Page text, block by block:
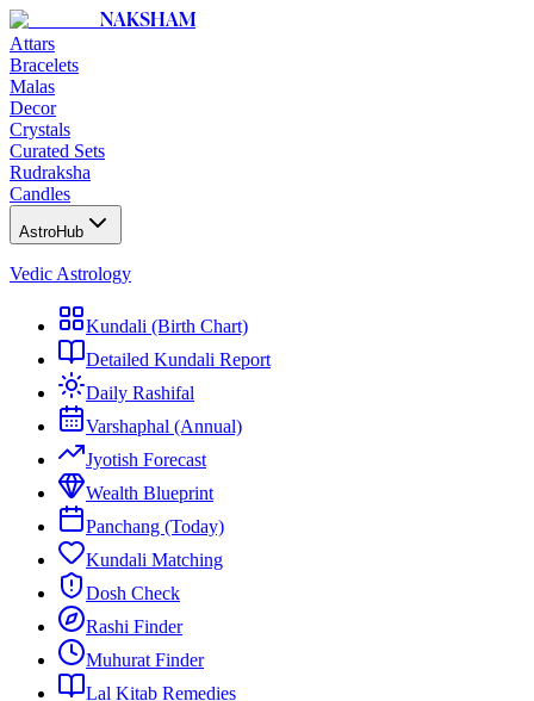
NAKSHAM
Attars
Bracelets
Malas
Decor
Crystals
Curated Sets
Rudraksha
Candles
AstroHub
Vedic Astrology
Kundali (Birth Chart)
Detailed Kundali Report
Daily Rashifal
Varshaphal (Annual)
Jyotish Forecast
Wealth Blueprint
Panchang (Today)
Kundali Matching
Dosh Check
Rashi Finder
Muhurat Finder
Lal Kitab Remedies